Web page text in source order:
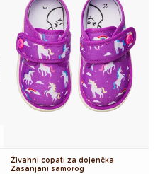
Živahni copati za dojenčka
Zasanjani samorog